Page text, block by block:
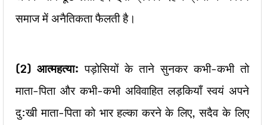
समाज में अनैतिकता फैलती है।
(2) आत्महत्या: पड़ोसियों के ताने सुनकर कभी-कभी तो
माता-पिता और कभी-कभी अविवाहित लड़कियाँ स्वयं अपने
दु:खी माता-पिता को भार हल्का करने के लिए, सदैव के लिए